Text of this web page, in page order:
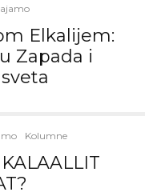
Elkalijem:
Zapada i
Kolumne